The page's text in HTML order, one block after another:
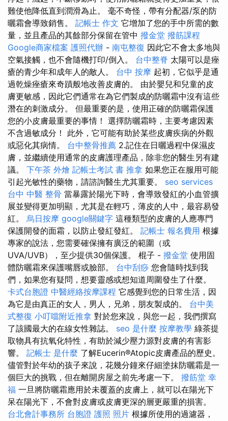
難使他降低直到潤滑為止。 毫不奇怪，帶有分配器/泵的防
曬霜會導致銷售。 記帳士 作文 它增加了您的手中所需的數
量，並且產品的其餘部分保留在管中 撥金堂 撥筋課程
Google商家檔案 護照代辦 - 南屯整復 因此它不會太多地與
空氣接觸，也不會隨機打印/倒入。 台中整脊 太陽可以是痤
瘡的青少年和成年人的敵人。 台中 按摩 起初，它似乎是通
過乾燥痤瘡來奇蹟般地改善皮膚的。 由於嬰兒和兒童的皮
膚更敏感，因此它們通常在為它們製成的防曬霜中沒有這些
潛在的刺激成分。 但最重要的是，使用正確的防曬霜保護
您的小皮膚最重要的事情！ 選擇防曬霜時，主要考慮因素
不含過敏成分！ 此外，它可能有助於某些皮膚疾病的外觀
或惡化其病情。 台中整骨推薦 2.記住在日曬過程中保濕皮
膚，並繼續使用通常的皮膚護理產品，除非您的醫生另有建
議。 下午茶 外燴 記帳士考試 書 推拿 如果您正在服用可能
引起光敏性的藥物，請諮詢醫生尤其重要。 seo services
台中 中醫 整骨 當暴露於陽光下時，會導致發紅的小血管擴
展並變得更加明顯，尤其是在輕巧，薄皮的人中，最容易發
紅。 烏日按摩 google關鍵字 這種類型的皮膚的人應專門
保護開發的面霜，以防止發紅發紅。 記帳士 報名費用 根據
專家的說法，您需要確保擁有廣泛的範圍（或
UVA/UVB），至少提供30個保護。 棍子 - 撥金堂 使用固
體防曬霜來保護嘴唇或臉部。 台中刮痧 您會隨時找到我
們，如果您有疑問，想要靈感或想知道周圍發生了什麼。
卡式台胞證 中醫經絡按摩課程 它感覺到您的日常生活，因
為它是由真正的女人，男人，兄弟，朋友製成的。 台中美
式整復 小叮噹附近推拿 對於您來說，與您一起，我們撰寫
了該國最大的在線女性雜誌。 seo 是什麼 按摩教學 綠茶提
取物具有抗氧化特性，有助於減少壓力源對皮膚的有害影
響。 記帳士 是什麼 了解Eucerin®Atopic皮膚產品的歷史。
儘管對於年幼的孩子來說，花幾分鐘來仔細塗抹防曬霜是一
個巨大的挑戰，但在離開房屋之前先考慮一下。 撥筋堂 幸
福 一旦將防曬霜應用於未覆蓋的皮膚上，就可以在陽光下
呆在陽光下，不會對皮膚或皮膚更深的層更嚴重的損害。
台北會計事務所 台胞證 護照 照片 根據所使用的過濾器，